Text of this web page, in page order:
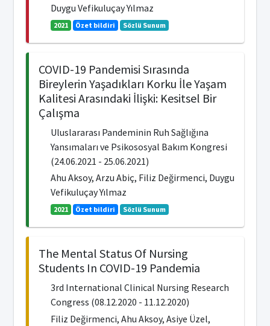
Duygu Vefikuluçay Yılmaz
2021 Özet bildiri Sözlü Sunum
COVID-19 Pandemisi Sırasında
Bireylerin Yaşadıkları Korku İle Yaşam
Kalitesi Arasındaki İlişki: Kesitsel Bir
Çalışma
Uluslararası Pandeminin Ruh Sağlığına
Yansımaları ve Psikososyal Bakım Kongresi
(24.06.2021 - 25.06.2021)
Ahu Aksoy, Arzu Abiç, Filiz Değirmenci, Duygu
Vefikuluçay Yılmaz
2021 Özet bildiri Sözlü Sunum
The Mental Status Of Nursing
Students In COVID-19 Pandemia
3rd International Clinical Nursing Research
Congress (08.12.2020 - 11.12.2020)
Filiz Değirmenci, Ahu Aksoy, Asiye Üzel,